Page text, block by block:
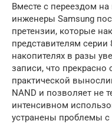
Вместе с переездом
инженеры Samsung
претензии, которые
представителям
накопителях в разы
записи, что прекрасно
практической
NAND и позволяет не
интенсивном
устранены проблемы